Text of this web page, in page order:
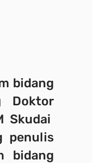
bidang
Doktor
Skudai
penulis
bidang